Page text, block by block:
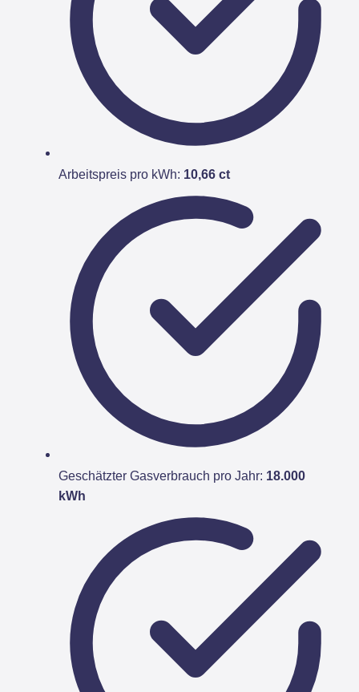
Arbeitspreis pro kWh: 10,66 ct
Geschätzter Gasverbrauch pro Jahr: 18.000
kWh